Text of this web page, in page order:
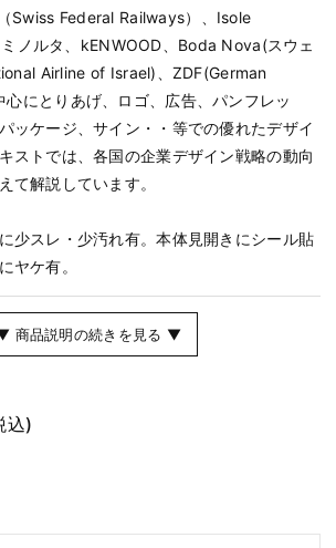
Swiss Federal Railways）、Isole
ノルタ、kENWOOD、Boda Nova(スウェ
Airline of Israel)、ZDF(German
にとりあげ、ロゴ、広告、パンフレッ
ッケージ、サイン・・等での優れたデザイ
ストでは、各国の企業デザイン戦略の動向
て解説しています。
少スレ・少汚れ有。本体見開きにシール貼
ヤケ有。
商品説明の続きを見る ▼
込)